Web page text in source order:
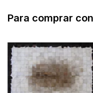
Para comprar